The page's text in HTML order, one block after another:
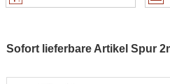
Sofort lieferbare Artikel Spur